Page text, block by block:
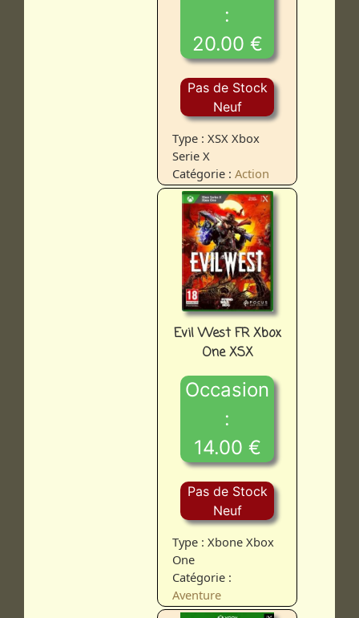
:
20.00 €
Pas de Stock
Neuf
Type : XSX Xbox
Serie X
Catégorie :Action
Evil West FR Xbox
One XSX
Occasion
:
14.00 €
Pas de Stock
Neuf
Type : Xbone Xbox
One
Catégorie :
Aventure